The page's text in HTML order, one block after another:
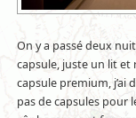
On y a passé deux
capsule, juste un lit et
capsule premium, j’ai
pas de capsules pour